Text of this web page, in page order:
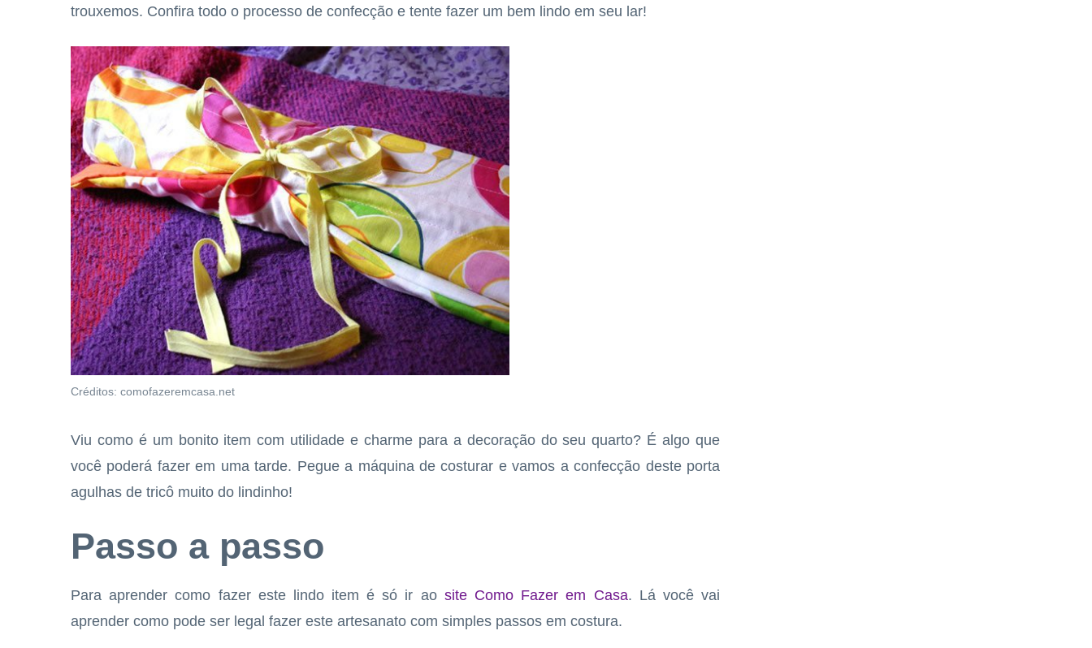
trouxemos. Confira todo o processo de confecção e tente fazer um bem lindo em seu lar!
Créditos: comofazeremcasa.net
Viu como é um bonito item com utilidade e charme para a decoração do seu quarto? É algo que
você poderá fazer em uma tarde. Pegue a máquina de costurar e vamos a confecção deste porta
agulhas de tricô muito do lindinho!
Passo a passo
Para aprender como fazer este lindo item é só ir ao site Como Fazer em Casa. Lá você vai
aprender como pode ser legal fazer este artesanato com simples passos em costura.